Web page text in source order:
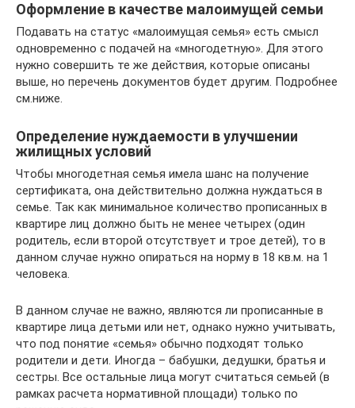
Оформление в качестве малоимущей семьи
Подавать на статус «малоимущая семья» есть смысл
одновременно с подачей на «многодетную». Для этого
нужно совершить те же действия, которые описаны
выше, но перечень документов будет другим. Подробнее
см.ниже.
Определение нуждаемости в улучшении
жилищных условий
Чтобы многодетная семья имела шанс на получение
сертификата, она действительно должна нуждаться в
семье. Так как минимальное количество прописанных в
квартире лиц должно быть не менее четырех (один
родитель, если второй отсутствует и трое детей), то в
данном случае нужно опираться на норму в 18 кв.м. на 1
человека.
В данном случае не важно, являются ли прописанные в
квартире лица детьми или нет, однако нужно учитывать,
что под понятие «семья» обычно подходят только
родители и дети. Иногда – бабушки, дедушки, братья и
сестры. Все остальные лица могут считаться семьей (в
рамках расчета нормативной площади) только по